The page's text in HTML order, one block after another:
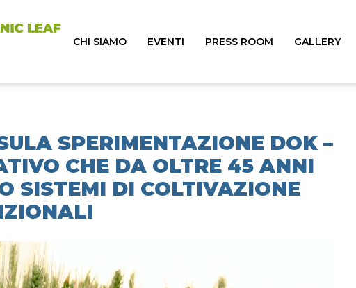
CHI SIAMO EVENTI PRESS ROOM GALLERY
SPERIMENTAZIONE DOK –
CHE DA OLTRE 45 ANNI
SISTEMI DI COLTIVAZIONE